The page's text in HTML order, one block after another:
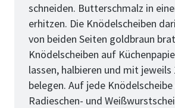
schneiden. Butterschmalz in
erhitzen. Die Knödelscheiben
von beiden Seiten goldbraun
Knödelscheiben auf
lassen, halbieren und mit
belegen. Auf jede
Radieschen- und